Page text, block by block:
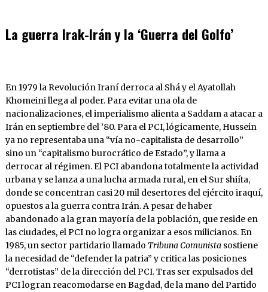
La guerra Irak-Irán y la ‘Guerra del Golfo’
En 1979 la Revolución Iraní derroca al Shá y el Ayatollah
Khomeini llega al poder. Para evitar una ola de
nacionalizaciones, el imperialismo alienta a Saddam a atacar a
Irán en septiembre del ’80. Para el PCI, lógicamente, Hussein
ya no representaba una “vía no-capitalista de desarrollo”
sino un “capitalismo burocrático de Estado”, y llama a
derrocar al régimen. El PCI abandona totalmente la actividad
urbana y se lanza a una lucha armada rural, en el Sur shiíta,
donde se concentran casi 20 mil desertores del ejército iraquí,
opuestos a la guerra contra Irán. A pesar de haber
abandonado a la gran mayoría de la población, que reside en
las ciudades, el PCI no logra organizar a esos milicianos. En
1985, un sector partidario llamado Tribuna Comunistasostiene
la necesidad de “defender la patria” y critica las posiciones
“derrotistas” de la dirección del PCI. Tras ser expulsados del
PCI logran reacomodarse en Bagdad, de la mano del Partido